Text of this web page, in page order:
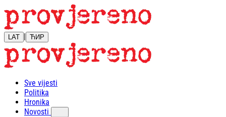
LAT | ЋИР
Sve vijesti
Politika
Hronika
Novosti